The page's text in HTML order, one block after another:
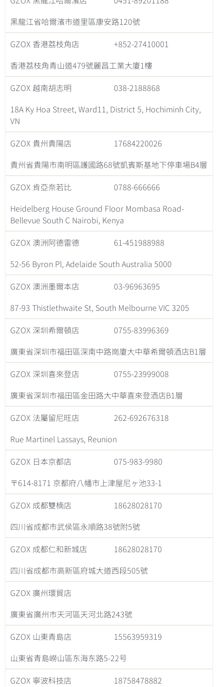
黑龍江省哈爾濱市道里區康安路120號
GZOX 香港荔枝角店
+852-27410001
香港荔枝角青山道479號麗昌工業大廈1樓
GZOX 越南胡志明
038-2188868
18A Ky Hoa Street, Ward11, District 5, Hochiminh City,
VN
GZOX 貴州貴陽店
17684220026
貴州省貴陽市南明區護國路68號凱賓斯基地下停車場B4層
GZOX 肯亞奈若比
0788-666666
Heidelberg House Ground Floor Mombasa Road-
Bellevue South C Nairobi, Kenya
GZOX 澳洲阿德雷德
61-451988988
52-56 Byron Pl, Adelaide South Australia 5000
GZOX 澳洲墨爾本店
03-96963695
87-93 Thistlethwaite St, South Melbourne VIC 3205
GZOX 深圳希爾頓店
0755-83996369
廣東省深圳市福田區深南中路崗廈大中華希爾頓酒店B1層
GZOX 深圳喜來登店
0755-23999008
廣東省深圳市福田區金田路大中華喜來登酒店B1層
GZOX 法屬留尼旺店
262-692676318
Rue Martinel Lassays, Reunion
GZOX 日本京都店
075-983-9980
〒614-8171 京都府八幡市上津屋尼ヶ池33-1
GZOX 成都雙楠店
18628028170
四川省成都市武侯區永順路38號附5號
GZOX 成都仁和新城店
18628028170
四川省成都市高新區府城大道西段505號
GZOX 廣州環貿店
廣東省廣州市天河區天河北路243號
GZOX 山東青島店
15563959319
山東省青島嶗山區东海东路5-22号
GZOX 寧波科技店
18758478882